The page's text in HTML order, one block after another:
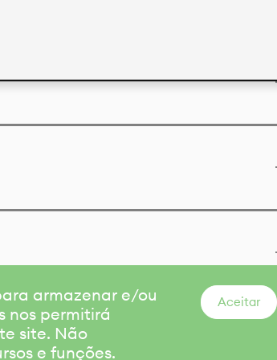
armazenar e/ou
nos permitirá
site. Não
e funções.
Aceitar